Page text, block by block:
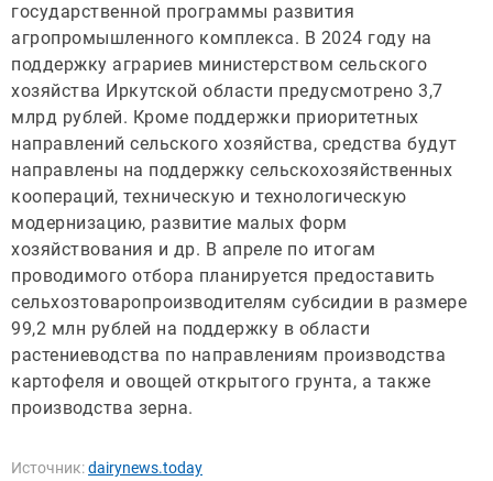
государственной программы развития
агропромышленного комплекса. В 2024 году на
поддержку аграриев министерством сельского
хозяйства Иркутской области предусмотрено 3,7
млрд рублей. Кроме поддержки приоритетных
направлений сельского хозяйства, средства будут
направлены на поддержку сельскохозяйственных
коопераций, техническую и технологическую
модернизацию, развитие малых форм
хозяйствования и др. В апреле по итогам
проводимого отбора планируется предоставить
сельхозтоваропроизводителям субсидии в размере
99,2 млн рублей на поддержку в области
растениеводства по направлениям производства
картофеля и овощей открытого грунта, а также
производства зерна.
Источник:dairynews.today